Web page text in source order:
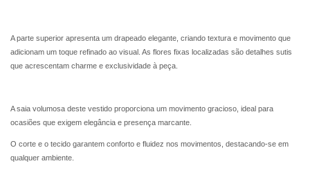
A parte superior apresenta um drapeado elegante, criando textura e movimento que
adicionam um toque refinado ao visual. As flores fixas localizadas são detalhes sutis
que acrescentam charme e exclusividade à peça.
A saia volumosa deste vestido proporciona um movimento gracioso, ideal para
ocasiões que exigem elegância e presença marcante.
O corte e o tecido garantem conforto e fluidez nos movimentos, destacando-se em
qualquer ambiente.